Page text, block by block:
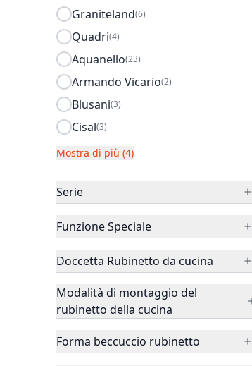
Graniteland(6)
Quadri(4)
Aquanello(23)
Armando Vicario(2)
Blusani(3)
Cisal(3)
Mostra di più (4)
Serie
Funzione Speciale
Doccetta Rubinetto da cucina
Modalità di montaggio del
rubinetto della cucina
Forma beccuccio rubinetto